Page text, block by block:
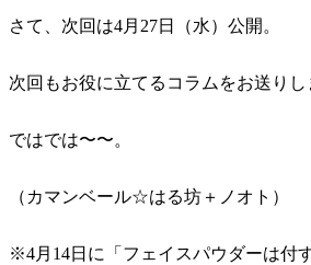
さて、次回は4月27日（水）公開。
次回もお役に立てるコラムをお送りし
ではでは〜〜。
（カマンベール☆はる坊＋ノオト）
※4月14日に「フェイスパウダーは付